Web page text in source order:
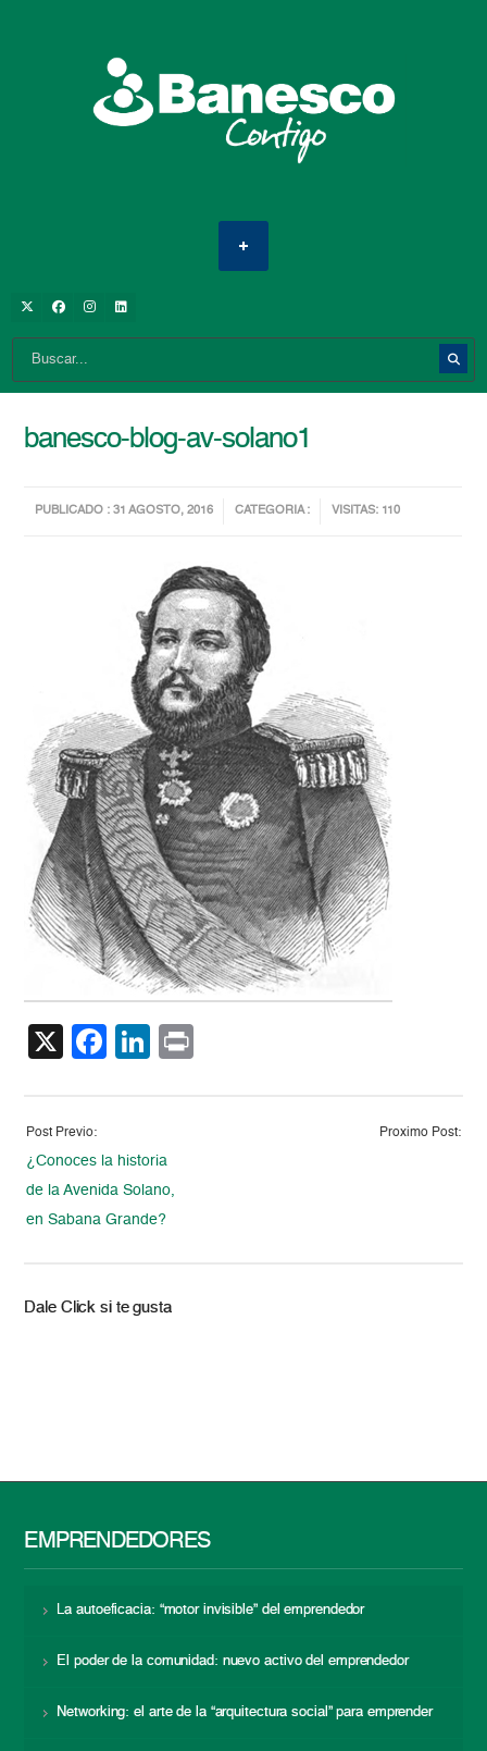
banesco-blog-av-solano1
PUBLICADO : 31 AGOSTO, 2016 CATEGORIA : VISITAS: 110
X Facebook
LinkedIn
Post Previo:
¿Conoces la historia
de la Avenida Solano,
en Sabana Grande?
Proximo Post:
Dale Click si te gusta
EMPRENDEDORES
La autoeficacia: “motor invisible” del emprendedor
El poder de la comunidad: nuevo activo del emprendedor
Networking: el arte de la “arquitectura social” para emprender